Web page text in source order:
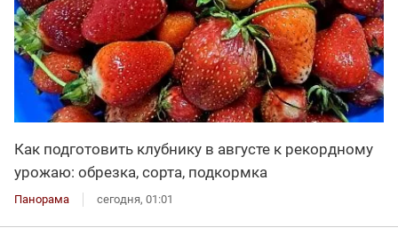
Как подготовить клубнику в августе к рекордному
урожаю: обрезка, сорта, подкормка
Панорама сегодня, 01:01